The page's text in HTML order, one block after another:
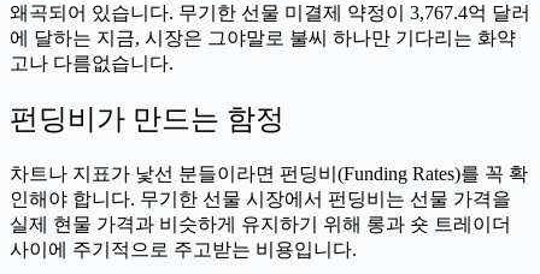
왜곡되어 있습니다. 무기한 선물 미결제 약정이 3,767.4억 달러
에 달하는 지금, 시장은 그야말로 불씨 하나만 기다리는 화약
고나 다름없습니다.
펀딩비가 만드는 함정
차트나 지표가 낯선 분들이라면 펀딩비(Funding Rates)를 꼭 확
인해야 합니다. 무기한 선물 시장에서 펀딩비는 선물 가격을
실제 현물 가격과 비슷하게 유지하기 위해 롱과 숏 트레이더
사이에 주기적으로 주고받는 비용입니다.